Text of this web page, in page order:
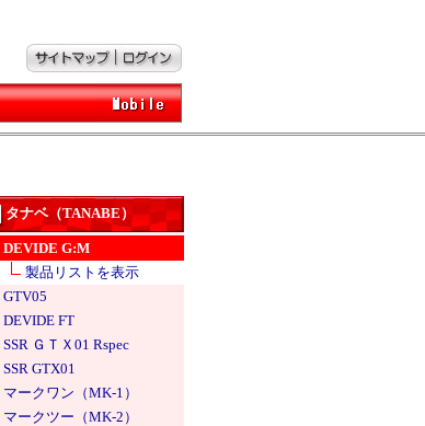
タナベ（TANABE）
DEVIDE G:M
製品リストを表示
GTV05
DEVIDE FT
SSR ＧＴＸ01 Rspec
SSR GTX01
マークワン（MK-1）
マークツー（MK-2）